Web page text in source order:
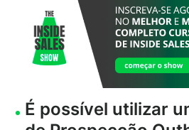
É possível utilizar